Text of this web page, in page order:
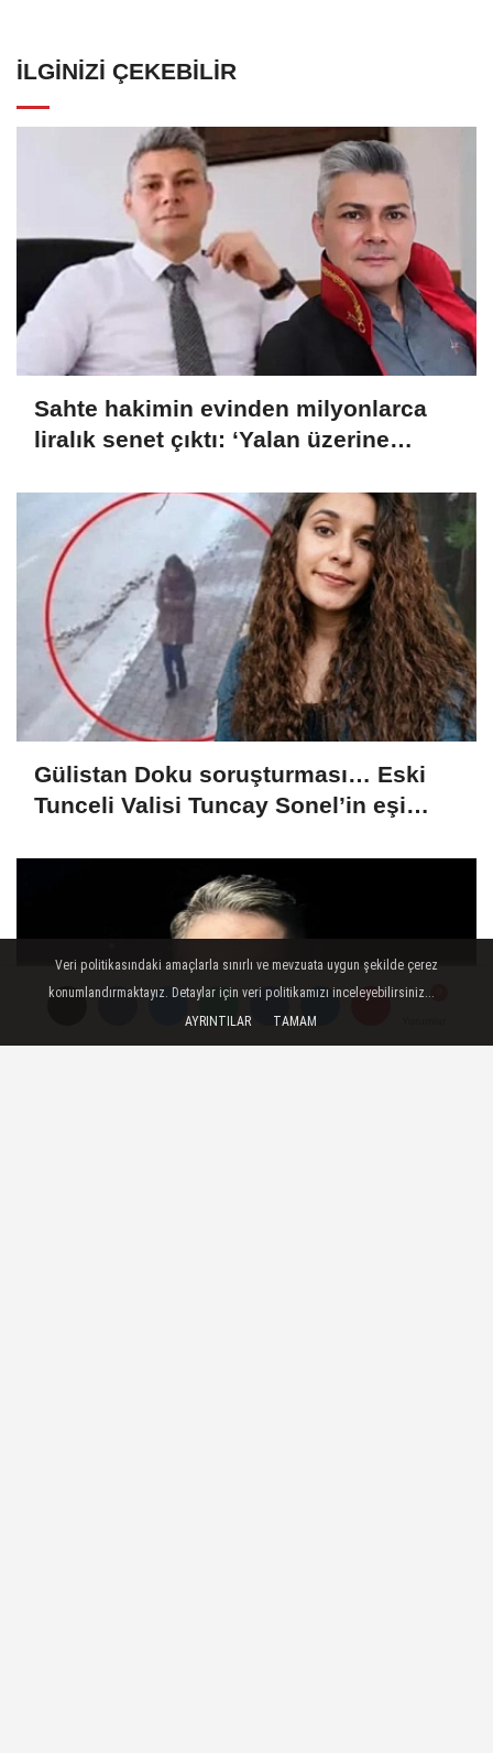
Gönder
İLGINIZI ÇEKEBILIR
Sahte hakimin evinden milyonlarca
liralık senet çıktı: ‘Yalan üzerine
kurmuş olduğum bir hayatım var’
Gülistan Doku soruşturması… Eski
Veri politikasındaki amaçlarla sınırlı ve mevzuata uygun şekilde çerez
konumlandırmaktayız. Detaylar için veri politikamızı inceleyebilirsiniz...
AYRINTILAR
TAMAM